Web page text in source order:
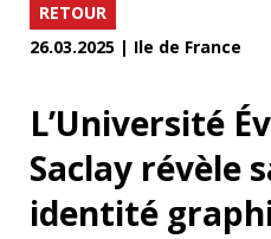
RETOUR
26.03.2025 | Ile de France
L’Université
Saclay révèle
identité